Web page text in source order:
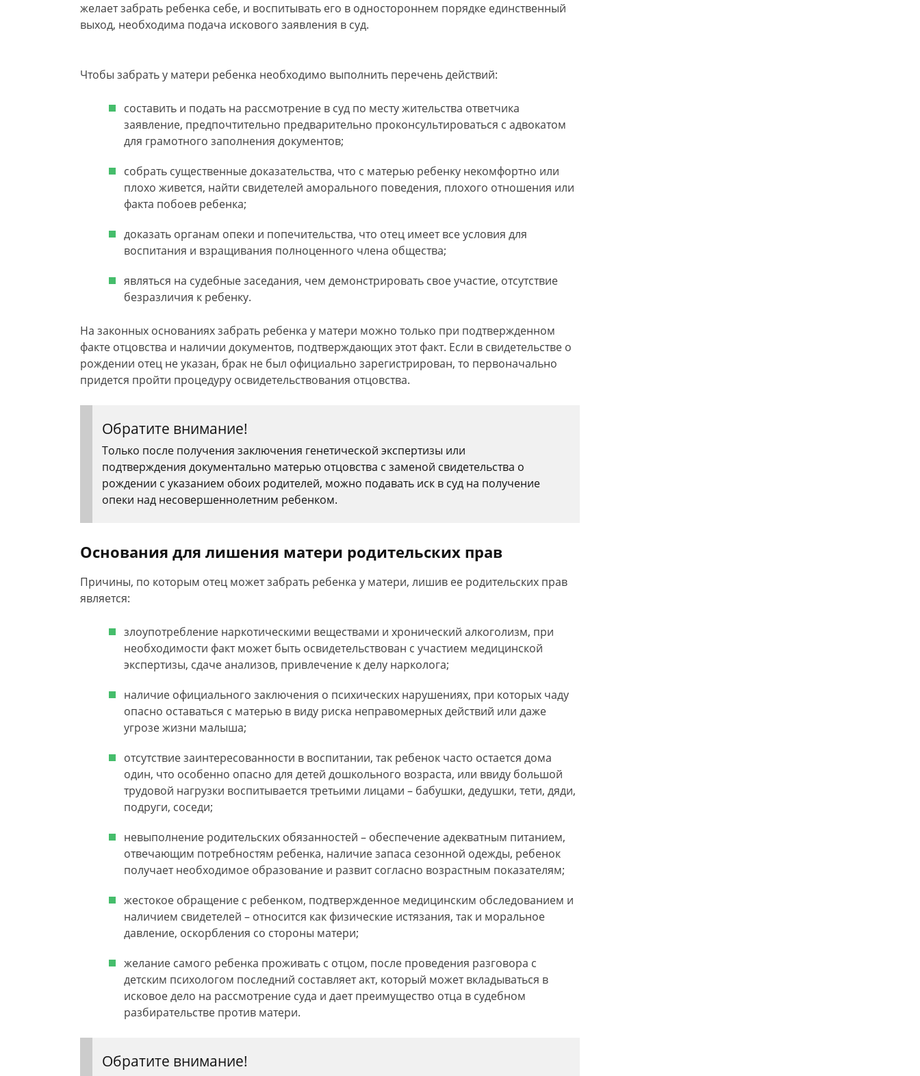
желает забрать ребенка себе, и воспитывать его в одностороннем порядке единственный
выход, необходима подача искового заявления в суд.
Чтобы забрать у матери ребенка необходимо выполнить перечень действий:
составить и подать на рассмотрение в суд по месту жительства ответчика
заявление, предпочтительно предварительно проконсультироваться с адвокатом
для грамотного заполнения документов;
собрать существенные доказательства, что с матерью ребенку некомфортно или
плохо живется, найти свидетелей аморального поведения, плохого отношения или
факта побоев ребенка;
доказать органам опеки и попечительства, что отец имеет все условия для
воспитания и взращивания полноценного члена общества;
являться на судебные заседания, чем демонстрировать свое участие, отсутствие
безразличия к ребенку.
На законных основаниях забрать ребенка у матери можно только при подтвержденном
факте отцовства и наличии документов, подтверждающих этот факт. Если в свидетельстве о
рождении отец не указан, брак не был официально зарегистрирован, то первоначально
придется пройти процедуру освидетельствования отцовства.
Обратите внимание!
Только после получения заключения генетической экспертизы или
подтверждения документально матерью отцовства с заменой свидетельства о
рождении с указанием обоих родителей, можно подавать иск в суд на получение
опеки над несовершеннолетним ребенком.
Основания для лишения матери родительских прав
Причины, по которым отец может забрать ребенка у матери, лишив ее родительских прав
является:
злоупотребление наркотическими веществами и хронический алкоголизм, при
необходимости факт может быть освидетельствован с участием медицинской
экспертизы, сдаче анализов, привлечение к делу нарколога;
наличие официального заключения о психических нарушениях, при которых чаду
опасно оставаться с матерью в виду риска неправомерных действий или даже
угрозе жизни малыша;
отсутствие заинтересованности в воспитании, так ребенок часто остается дома
один, что особенно опасно для детей дошкольного возраста, или ввиду большой
трудовой нагрузки воспитывается третьими лицами – бабушки, дедушки, тети, дяди,
подруги, соседи;
невыполнение родительских обязанностей – обеспечение адекватным питанием,
отвечающим потребностям ребенка, наличие запаса сезонной одежды, ребенок
получает необходимое образование и развит согласно возрастным показателям;
жестокое обращение с ребенком, подтвержденное медицинским обследованием и
наличием свидетелей – относится как физические истязания, так и моральное
давление, оскорбления со стороны матери;
желание самого ребенка проживать с отцом, после проведения разговора с
детским психологом последний составляет акт, который может вкладываться в
исковое дело на рассмотрение суда и дает преимущество отца в судебном
разбирательстве против матери.
Обратите внимание!